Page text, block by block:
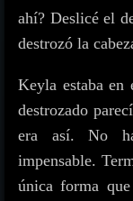
ahí? Deslicé el
destrozó la
Keyla estaba en
destrozado
era así. No
impensable.
única forma